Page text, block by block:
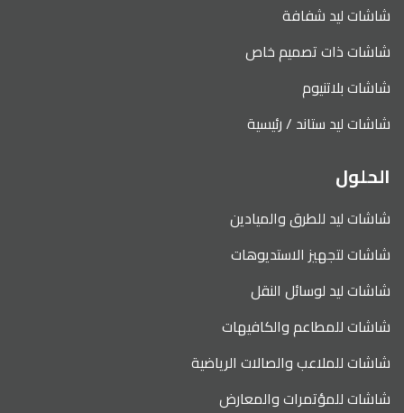
شاشات ليد شفافة
شاشات ذات تصميم خاص
شاشات بلاتنيوم
شاشات ليد ستاند / رئيسية
الحلول
شاشات ليد للطرق والميادين
شاشات لتجهيز الاستديوهات
شاشات ليد لوسائل النقل
شاشات للمطاعم والكافيهات
شاشات للملاعب والصالات الرياضية
شاشات للمؤتمرات والمعارض